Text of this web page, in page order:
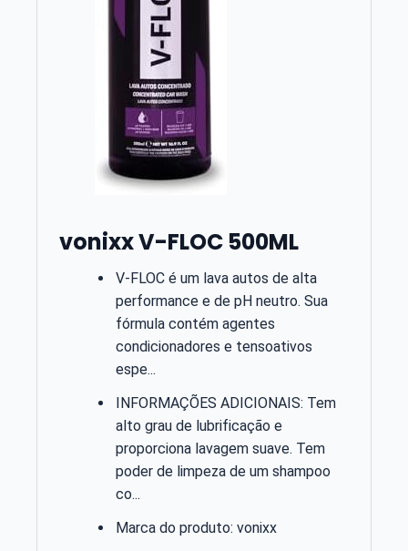
vonixx V-FLOC 500ML
V-FLOC é um lava autos de alta
performance e de pH neutro. Sua
fórmula contém agentes
condicionadores e tensoativos
espe...
INFORMAÇÕES ADICIONAIS: Tem
alto grau de lubrificação e
proporciona lavagem suave. Tem
poder de limpeza de um shampoo
co...
Marca do produto: vonixx